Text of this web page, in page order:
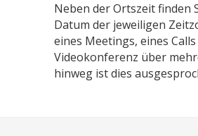
Neben der Ortszeit finden
Datum der jeweiligen
eines Meetings, eines
Videokonferenz über
hinweg ist dies